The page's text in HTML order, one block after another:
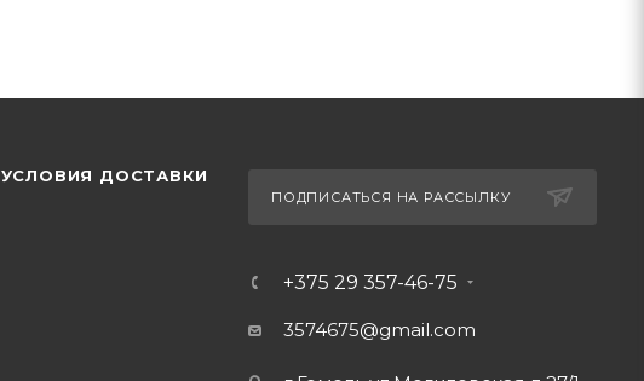
УСЛОВИЯ ДОСТАВКИ
ПОДПИСАТЬСЯ НА РАССЫЛКУ
+375 29 357-46-75
3574675@gmail.com